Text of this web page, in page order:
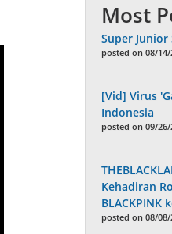
Most
Super
posted on 08/14/
[Vid] Virus
Indonesia
posted on 09/26/
Kehadiran
BLACKPINK
posted on 08/08/